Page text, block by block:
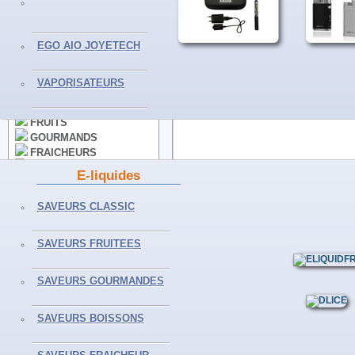
EGO AIO JOYETECH
VAPORISATEURS
E-liquides
SAVEURS CLASSIC
SAVEURS FRUITEES
SAVEURS GOURMANDES
SAVEURS BOISSONS
E-LIQUIDES
CLASSICS
FRUITS
GOURMANDS
FRAICHEURS
BOISSONS
50ML ET+
ACCESSOIRES
CLEAROMISEURS
BATTERIES
ACCUS - PILES
DIVERS